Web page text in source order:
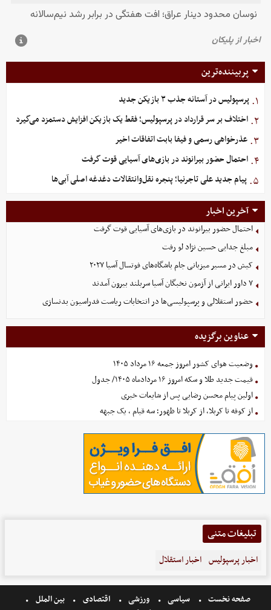
پربیننده‌ترین
۱. پرسپولیس در آستانه جذب ۳ بازیکن جدید
۲. اختلاف بر سر قرارداد در پرسپولیس؛ فقط یک بازیکن افزایش دستمزد می‌گیرد
۳. عذرخواهی رسمی و فیفا بابت اتفاقات اخیر
۴. احتمال حضور بیرانوند در بازی‌های آسیایی قوت گرفت
۵. پیام جدید علی تاجرنیا؛ پنجره نقل‌وانتقالات دغدغه اصلی آبی‌ها
آخرین اخبار
احتمال حضور بیرانوند در بازی‌های آسیایی قوت گرفت
مبلغ جدایی حسین نژاد لو رفت
کیش در مسیر میزبانی جام باشگاه‌های فوتسال آسیا ۲۰۲۷
۷ داور ایرانی از آزمون نخبگان آسیا سربلند بیرون آمدند
حضور استقلالی و پرسپولیسی‌ها در انتخابات ریاست فدراسیون بدنسازی
عناوین برگزیده
وضعیت هوای کشور امروز جمعه ۱۶ مرداد ۱۴۰۵
قیمت جدید طلا و سکه امروز ۱۶ مردادماه ۱۴۰۵/ جدول
اولین پیام محسن رضایی پس از شایعات خبری
از کوفه تا کربلا، از کربلا تا ظهور؛ سه قیام ، یک جبهه
تبلیغات متنی
اخبار پرسپولیس اخبار استقلال
صفحه نخست سیاسی ورزشی اقتصادی
بین الملل